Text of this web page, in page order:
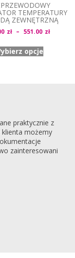
TEMPERATURY
ZEWNĘTRZNĄ
zł – 551.00 zł
opcje
praktycznie z
możemy
zainteresowani